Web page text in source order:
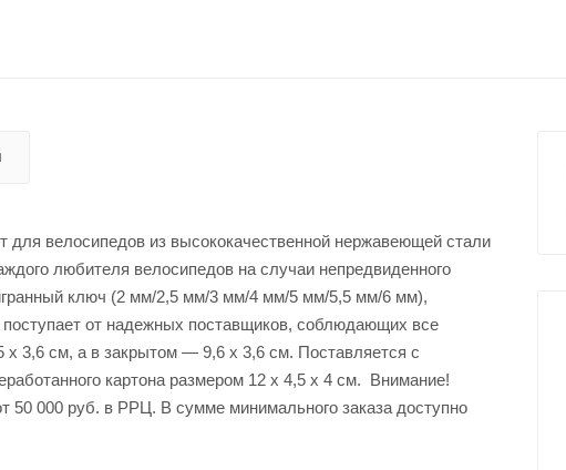
велосипедов из высококачественной нержавеющей стали
любителя велосипедов на случаи непредвиденного
ключ (2 мм/2,5 мм/3 мм/4 мм/5 мм/5,5 мм/6 мм),
поступает от надежных поставщиков, соблюдающих все
x 3,6 см, а в закрытом — 9,6 x 3,6 см. Поставляется с
картона размером 12 x 4,5 x 4 см. Внимание!
50 000 руб. в РРЦ. В сумме минимального заказа доступно